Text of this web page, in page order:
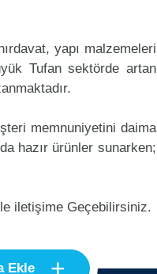
yapı malzemeleri
Tufan sektörde artan
memnuniyetini daima
hazır ürünler sunarken;
iletişime Geçebilirsiniz.
Ekle +